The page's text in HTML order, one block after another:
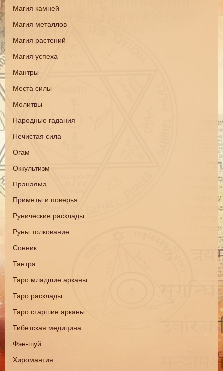
Магия камней
Магия металлов
Магия растений
Магия успеха
Мантры
Места силы
Молитвы
Народные гадания
Нечистая сила
Огам
Оккультизм
Пранаяма
Приметы и поверья
Рунические расклады
Руны толкование
Сонник
Тантра
Таро младшие арканы
Таро расклады
Таро старшие арканы
Тибетская медицина
Фэн-шуй
Хиромантия